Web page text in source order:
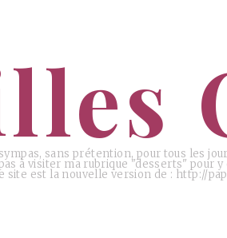
sans prétention, pour tous les
à visiter ma rubrique "desserts" pour
site est la nouvelle version de : http://